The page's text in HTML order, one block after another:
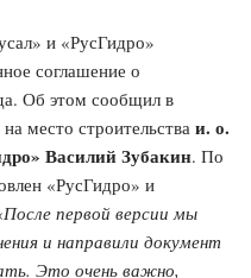
и «РусГидро»
соглашение о
Об этом сообщил в
место строительства и. о.
Василий Зубакин. По
«РусГидро» и
После первой версии мы
и направили документ
Это очень важно,